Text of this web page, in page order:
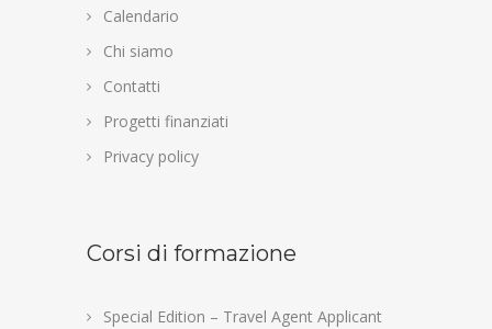
Calendario
Chi siamo
Contatti
Progetti finanziati
Privacy policy
Corsi di formazione
Special Edition – Travel Agent Applicant